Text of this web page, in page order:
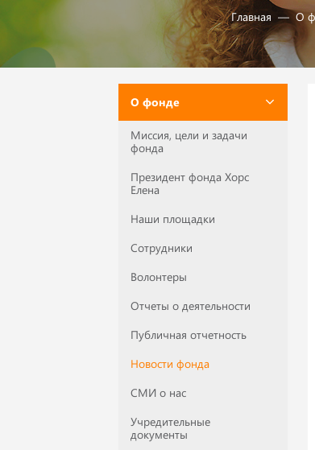
Главная О
О фонде
Миссия, цели и задачи
фонда
Президент фонда Хорс
Елена
Наши площадки
Сотрудники
Волонтеры
Отчеты о деятельности
Публичная отчетность
Новости фонда
СМИ о нас
Учредительные
документы